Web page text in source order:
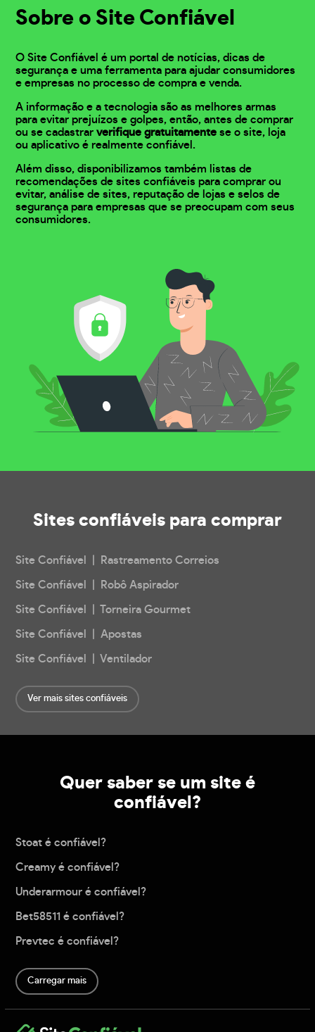
Sobre o Site Confiável
O Site Confiável é um portal de notícias, dicas de
segurança e uma ferramenta para ajudar consumidores
e empresas no processo de compra e venda.
A informação e a tecnologia são as melhores armas
para evitar prejuízos e golpes, então, antes de comprar
ou se cadastrarverifique gratuitamente se o site, loja
ou aplicativo é realmente confiável.
Além disso, disponibilizamos também listas de
recomendações de sites confiáveis para comprar ou
evitar, análise de sites, reputação de lojas e selos de
segurança para empresas que se preocupam com seus
consumidores.
Sites confiáveis para comprar
Site Confiável | Rastreamento Correios
Site Confiável | Robô Aspirador
Site Confiável | Torneira Gourmet
Site Confiável | Apostas
Site Confiável | Ventilador
Ver mais sites confiáveis
Quer saber se um site é
confiável?
Stoat é confiável?
Creamy é confiável?
Underarmour é confiável?
Bet58511 é confiável?
Prevtec é confiável?
Carregar mais